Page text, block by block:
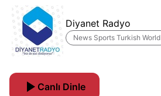
Diyanet Radyo
News Sports Turkish World
Canlı Dinle